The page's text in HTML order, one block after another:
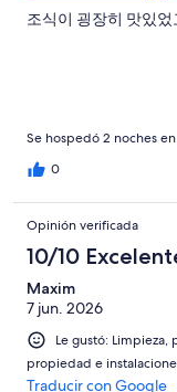
조식이 굉장히 맛있
Se hospedó 2 noches
0
Opinión verificada
10/10
Maxim
7 jun. 2026
Le gustó: Limpieza,
propiedad e
Traducir con Google